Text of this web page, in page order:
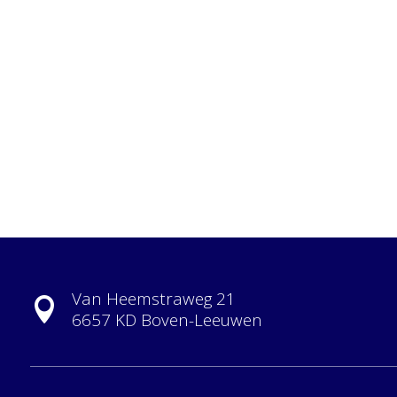

Van Heemstraweg 21
6657 KD Boven-Leeuwen